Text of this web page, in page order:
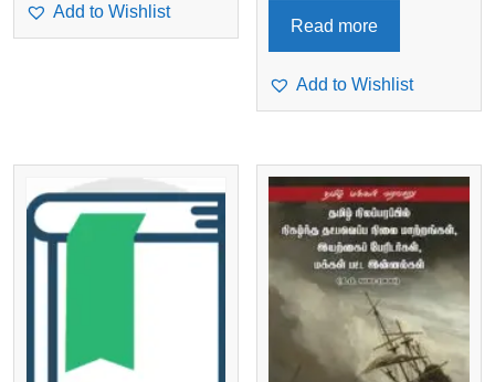
Add to Wishlist
Read more
Add to Wishlist